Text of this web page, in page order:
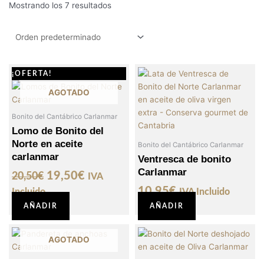
Mostrando los 7 resultados
¡OFERTA!
AGOTADO
Bonito del Cantábrico Carlanmar
Lomo de Bonito del
Norte en aceite
carlanmar
20,50€
El
precio
era:
20,50€.
19,50€
precio
es:
19,50€.
IVA
Incluido
AÑADIR
Bonito del Cantábrico Carlanmar
Ventresca de bonito
Carlanmar
10,95€ IVA Incluido
AÑADIR
AGOTADO